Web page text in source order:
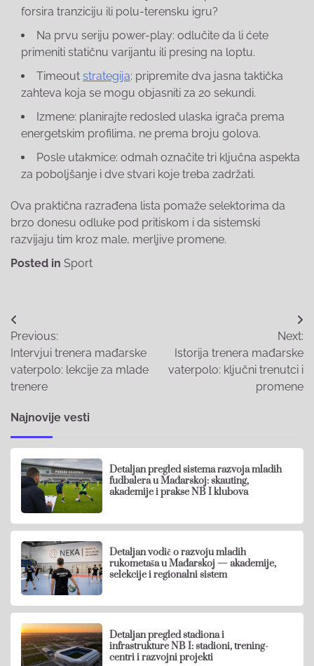
forsira tranziciju ili polu-terensku igru?
Na prvu seriju power-play: odlučite da li ćete
primeniti statičnu varijantu ili presing na loptu.
Timeout strategija: pripremite dva jasna taktička
zahteva koja se mogu objasniti za 20 sekundi.
Izmene: planirajte redosled ulaska igrača prema
energetskim profilima, ne prema broju golova.
Posle utakmice: odmah označite tri ključna aspekta
za poboljšanje i dve stvari koje treba zadržati.
Ova praktična razrađena lista pomaže selektorima da
brzo donesu odluke pod pritiskom i da sistemski
razvijaju tim kroz male, merljive promene.
Posted in Sport
Post
navigation
Previous:
Intervjui trenera mađarske
vaterpolo: lekcije za mlade
trenere
Next:
Istorija trenera mađarske
vaterpolo: ključni trenutci i
promene
Najnovije vesti
Detaljan pregled sistema razvoja mladih
fudbalera u Mađarskoj: skauting,
akademije i prakse NB I klubova
Detaljan vodič o razvoju mladih
rukometaša u Mađarskoj — akademije,
selekcije i regionalni sistem
Detaljan pregled stadiona i
infrastrukture NB I: stadioni, trening-
centri i razvojni projekti